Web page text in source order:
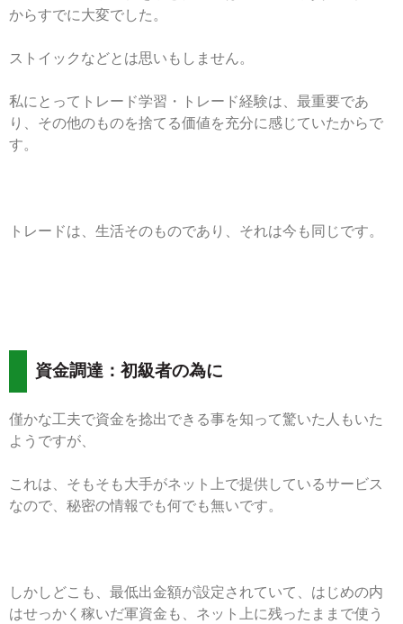
からすでに大変でした。
ストイックなどとは思いもしません。
私にとってトレード学習・トレード経験は、最重要であ
り、その他のものを捨てる価値を充分に感じていたからで
す。
トレードは、生活そのものであり、それは今も同じです。
資金調達：初級者の為に
僅かな工夫で資金を捻出できる事を知って驚いた人もいた
ようですが、
これは、そもそも大手がネット上で提供しているサービス
なので、秘密の情報でも何でも無いです。
しかしどこも、最低出金額が設定されていて、はじめの内
はせっかく稼いだ軍資金も、ネット上に残ったままで使う